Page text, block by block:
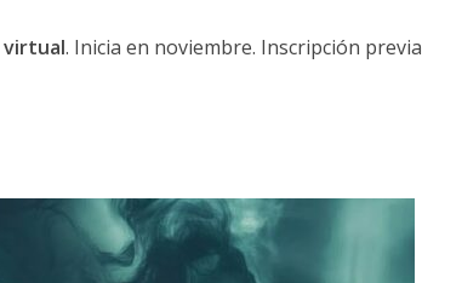
virtual. Inicia en noviembre. Inscripción previa